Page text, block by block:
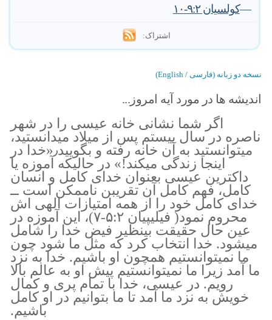
—کولسیان ۹:۲-۱۰
اشتراک:
نسخه دو زبانه (فارسی / English)
اندیشه ها در مورد آیه امروز...
اگر شما نشانی خانه عیسی را در شهر
ناصره در سال بیستم پس از میلاد میدانستید،
میتوانستید به آن خانه رفته و بگویید٫«خدا در
اینجا زندگی میکند!» در حالیکه آموزه یا
داکترین عیسی بعنوان خدای کامل و انسان
کامل، فهم کامل آن تقریبن ناممکن است ــ
خدای کامل خود را از همه امتیازات الهی اش
محروم نمود( فیلیپیان ۵:۲-۷)، این آموزه در
عین حال حقیقت بینظیر فیض خدا را شامل
میشود. خدا انتخاب کرد که مثل ما شود چون
ما نمیتوانستیم همچون او باشیم. خدا به نزد
ما آمد زیرا ما نمیتوانستیم پیش او به عالم بالا
رویم. در عیسی، خدا با تمام پری و کمال
خویش به نزد ما آمد تا ما بتوانیم در او کامل
باشیم.